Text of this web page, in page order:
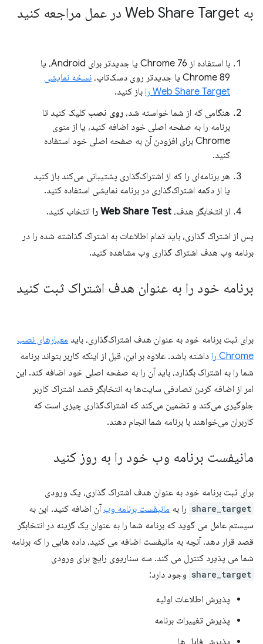
به Web Share Target در عمل مراجعه کنید
با استفاده از Chrome 76 یا جدیدتر برای Android، یا
Chrome 89 یا جدیدتر روی دسک‌تاپ،
نسخه نمایشی
Web Share Target را
باز کنید.
هنگامی که از شما خواسته شد، روی نصب کلیک کنید تا
برنامه را به صفحه اصلی خود اضافه کنید، یا از منوی
Chrome برای افزودن آن به صفحه اصلی خود استفاده
کنید.
هر برنامه‌ای را که از اشتراک‌گذاری پشتیبانی می‌کند باز کنید
یا از دکمه اشتراک‌گذاری در برنامه نمایشی استفاده کنید.
از انتخابگر هدف، Web Share Test را انتخاب کنید.
پس از اشتراک گذاری، باید تمام اطلاعات به اشتراک گذاشته شده را در
برنامه وب هدف اشتراک گذاری وب مشاهده کنید.
برنامه خود را به عنوان هدف اشتراک ثبت کنید
برای ثبت برنامه خود به عنوان هدف اشتراک‌گذاری، باید معیارهای نصب
Chrome را
داشته باشد. علاوه بر این، قبل از اینکه کاربر بتواند برنامه
شما را به اشتراک بگذارد، باید آن را به صفحه اصلی خود اضافه کند. این
امر از اضافه کردن تصادفی سایت‌ها به انتخابگر قصد اشتراک کاربر
جلوگیری می‌کند و تضمین می‌کند که اشتراک‌گذاری چیزی است که
کاربران می‌خواهند با برنامه شما انجام دهند.
مانیفست برنامه وب خود را به روز کنید
برای ثبت برنامه خود به عنوان هدف اشتراک گذاری، یک ورودی
share_target را به مانیفست برنامه وب آن اضافه کنید. این به
سیستم عامل می گوید که برنامه شما را به عنوان یک گزینه در انتخابگر
قصد قرار دهد. آنچه به مانیفست اضافه می کنید، داده هایی را که برنامه
شما می پذیرد کنترل می کند. سه سناریوی رایج برای ورودی
share_target وجود دارد:
پذیرش اطلاعات اولیه
پذیرش تغییرات برنامه